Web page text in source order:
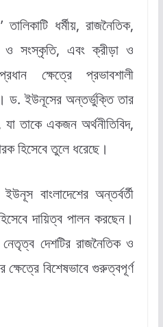
ধর্মীয়, রাজনৈতিক,
ও সংস্কৃতি, এবং ক্রীড়া ও
ক্ষেত্রে প্রভাবশালী
ড. ইউনূসের অন্তর্ভুক্তি তার
তাকে একজন অর্থনীতিবিদ,
হিসেবে তুলে ধরেছে।
বাংলাদেশের অন্তর্বর্তী
দায়িত্ব পালন করছেন।
দেশটির রাজনৈতিক ও
বিশেষভাবে গুরুত্বপূর্ণ